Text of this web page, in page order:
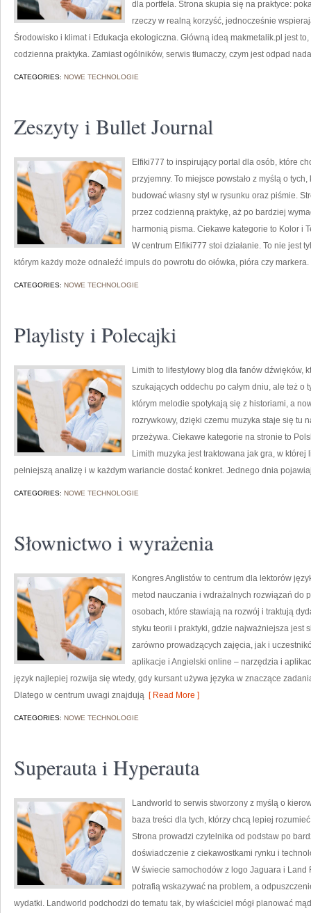
dla portfela. Strona skupia się na praktyce:
rzeczy w realną korzyść, jednocześnie
Środowisko i klimat i Edukacja ekologiczna. Główną ideą makmetalik.pl jest
codzienna praktyka. Zamiast ogólników, serwis tłumaczy, czym jest odpad
CATEGORIES: NOWE TECHNOLOGIE
Zeszyty i Bullet Journal
Elfiki777 to inspirujący portal dla osób, które
przyjemny. To miejsce powstało z myślą o
budować własny styl w rysunku oraz piśmie.
przez codzienną praktykę, aż po bardziej
harmonią pisma. Ciekawe kategorie to Kolor i
W centrum Elfiki777 stoi działanie. To nie jest
którym każdy może odnaleźć impuls do powrotu do ołówka, pióra czy markera.
CATEGORIES: NOWE TECHNOLOGIE
Playlisty i Polecajki
Limith to lifestylowy blog dla fanów dźwięków,
szukających oddechu po całym dniu, ale też o
którym melodie spotykają się z historiami, a
rozrywkowy, dzięki czemu muzyka staje się tu
przeżywa. Ciekawe kategorie na stronie to
Limith muzyka jest traktowana jak gra, w
pełniejszą analizę i w każdym wariancie dostać konkret. Jednego dnia
CATEGORIES: NOWE TECHNOLOGIE
Słownictwo i wyrażenia
Kongres Anglistów to centrum dla lektorów
metod nauczania i wdrażalnych rozwiązań do
osobach, które stawiają na rozwój i traktują
styku teorii i praktyki, gdzie najważniejsza jest
zarówno prowadzących zajęcia, jak i
aplikacje i Angielski online – narzędzia i
język najlepiej rozwija się wtedy, gdy kursant używa języka w znaczące
Dlatego w centrum uwagi znajdują [ Read More ]
CATEGORIES: NOWE TECHNOLOGIE
Superauta i Hyperauta
Landworld to serwis stworzony z myślą o
baza treści dla tych, którzy chcą lepiej
Strona prowadzi czytelnika od podstaw po
doświadczenie z ciekawostkami rynku i
W świecie samochodów z logo Jaguara i
potrafią wskazywać na problem, a
wydatki. Landworld podchodzi do tematu tak, by właściciel mógł planować